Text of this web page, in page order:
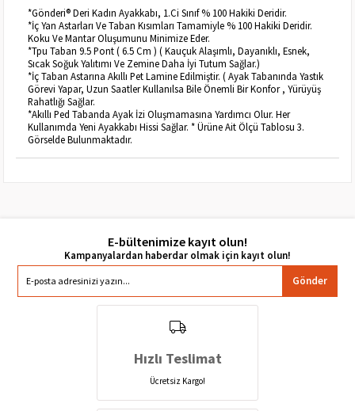
*Gönderi® Deri Kadın Ayakkabı, 1.Ci Sınıf % 100 Hakiki Deridir.
*İç Yan Astarları Ve Taban Kısımları Tamamiyle % 100 Hakiki Deridir.
Koku Ve Mantar Oluşumunu Minimize Eder.
*Tpu Taban 9.5 Pont ( 6.5 Cm ) ( Kauçuk Alaşımlı, Dayanıklı, Esnek,
Sıcak Soğuk Yalıtımı Ve Zemine Daha İyi Tutum Sağlar.)
*İç Taban Astarına Akıllı Pet Lamine Edilmiştir. ( Ayak Tabanında Yastık
Görevi Yapar, Uzun Saatler Kullanılsa Bile Önemli Bir Konfor , Yürüyüş
Rahatlığı Sağlar.
*Akıllı Ped Tabanda Ayak İzi Oluşmamasına Yardımcı Olur. Her
Kullanımda Yeni Ayakkabı Hissi Sağlar. * Ürüne Ait Ölçü Tablosu 3.
Görselde Bulunmaktadır.
E-bültenimize kayıt olun!
Gönder
Hızlı Teslimat
Ücretsiz Kargo!